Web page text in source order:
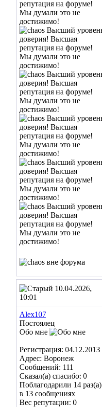
10.04.2026,
10:01
Alex107
Постоялец
Обо мне
Регистрация: 04.12.2013
Адрес: Воронеж
Сообщений: 111
Сказал(а) спасибо: 0
Поблагодарили 14 раз(а)
в 13 сообщениях
Вес репутации: 0